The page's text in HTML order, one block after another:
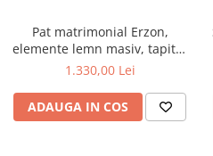
Mese gradinita
Scaune gradinita
Set mese si scaune gradinita
Mobilier copii
Pat matrimonial Erzon,
elemente lemn masiv, tapitat
cu stofa, cu somiera,140x200
1.330,00 Lei
ADAUGA IN COS